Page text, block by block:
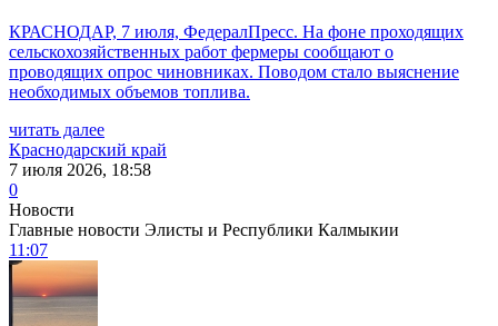
КРАСНОДАР, 7 июля, ФедералПресс. На фоне проходящих
сельскохозяйственных работ фермеры сообщают о
проводящих опрос чиновниках. Поводом стало выяснение
необходимых объемов топлива.
читать далее
Краснодарский край
7 июля 2026, 18:58
0
Новости
Главные новости Элисты и Республики Калмыкии
11:07